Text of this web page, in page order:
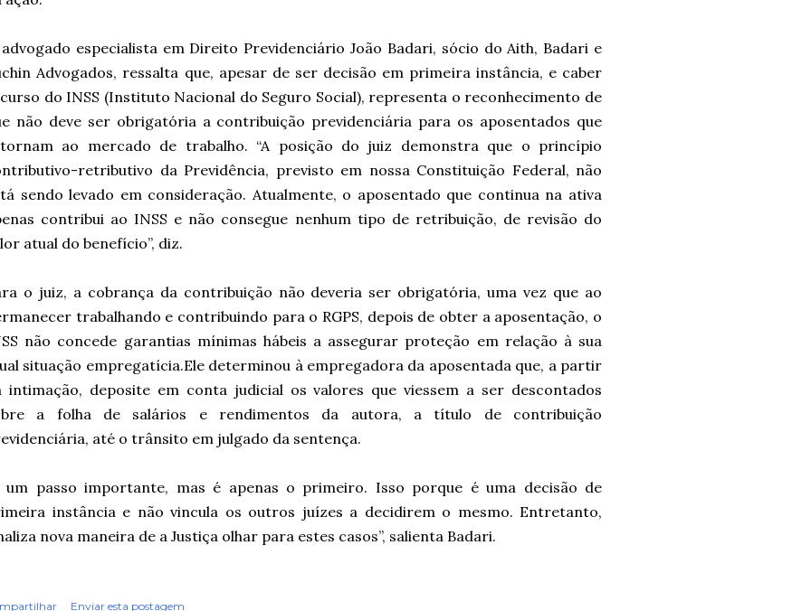
especialista em Direito Previdenciário João Badari, sócio do Aith, Badari e
Advogados, ressalta que, apesar de ser decisão em primeira instância, e caber
do INSS (Instituto Nacional do Seguro Social), representa o reconhecimento de
não deve ser obrigatória a contribuição previdenciária para os aposentados que
ao mercado de trabalho. “A posição do juiz demonstra que o princípio
retributivo da Previdência, previsto em nossa Constituição Federal, não
sendo levado em consideração. Atualmente, o aposentado que continua na ativa
contribui ao INSS e não consegue nenhum tipo de retribuição, de revisão do
atual do benefício”, diz.
o juiz, a cobrança da contribuição não deveria ser obrigatória, uma vez que ao
trabalhando e contribuindo para o RGPS, depois de obter a aposentação, o
não concede garantias mínimas hábeis a assegurar proteção em relação à sua
situação empregatícia.Ele determinou à empregadora da aposentada que, a partir
intimação, deposite em conta judicial os valores que viessem a ser descontados
a folha de salários e rendimentos da autora, a título de contribuição
até o trânsito em julgado da sentença.
um passo importante, mas é apenas o primeiro. Isso porque é uma decisão de
instância e não vincula os outros juízes a decidirem o mesmo. Entretanto,
nova maneira de a Justiça olhar para estes casos”, salienta Badari.
Enviar esta postagem